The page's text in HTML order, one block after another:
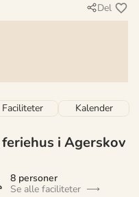
Del
Faciliteter Kalender
i Agerskov
8 personer
Se alle faciliteter